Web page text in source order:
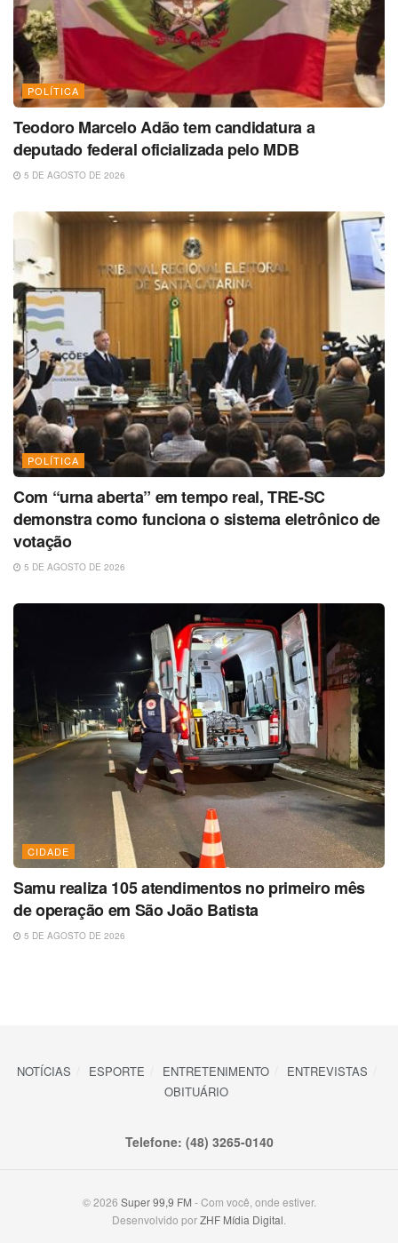
POLÍTICA
Teodoro Marcelo Adão tem candidatura a
deputado federal oficializada pelo MDB
5 DE AGOSTO DE 2026
POLÍTICA
Com “urna aberta” em tempo real, TRE-SC
demonstra como funciona o sistema eletrônico de
votação
5 DE AGOSTO DE 2026
CIDADE
Samu realiza 105 atendimentos no primeiro mês
de operação em São João Batista
5 DE AGOSTO DE 2026
NOTÍCIAS ESPORTE ENTRETENIMENTO
ENTREVISTAS
OBITUÁRIO
Telefone: (48) 3265-0140
© 2026 Super 99,9 FM - Com você, onde estiver.
Desenvolvido porZHF Mídia Digital